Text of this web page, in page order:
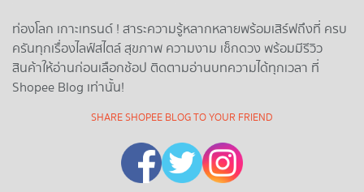
ท่องโลก เกาะเทรนด์ ! สาระความรู้หลากหลายพร้อมเสิร์ฟถึงที่ ครบ
ครันทุกเรื่องไลฟ์สไตล์ สุขภาพ ความงาม เช็กดวง พร้อมมีรีวิว
สินค้าให้อ่านก่อนเลือกช้อป ติดตามอ่านบทความได้ทุกเวลา ที่
Shopee Blog เท่านั้น!
SHARE SHOPEE BLOG TO YOUR FRIEND